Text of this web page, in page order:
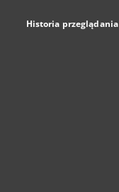
Historia przeglądania